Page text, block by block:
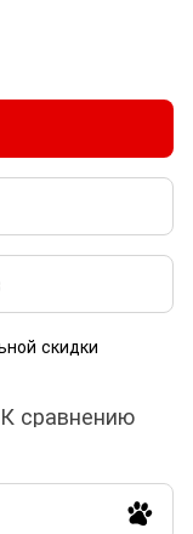
скидки
К сравнению